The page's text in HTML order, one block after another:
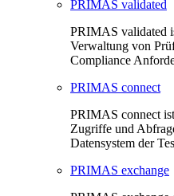
PRIMAS validated
PRIMAS validated
Verwaltung von
Compliance
PRIMAS connect
PRIMAS connect
Zugriffe und
Datensystem der
PRIMAS exchange